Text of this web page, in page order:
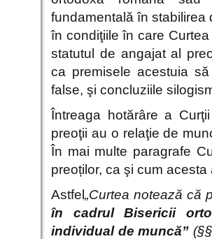
fundamentală în stabilirea
în condiţiile în care
statutul de angajat al
ca premisele acestuia
false, şi concluziile
Întreaga hotărâre a
preoţii au o relaţie de
În mai multe paragrafe
preoților, ca şi cum
Astfel „Curtea notează că
în cadrul Bisericii
individual de muncă”